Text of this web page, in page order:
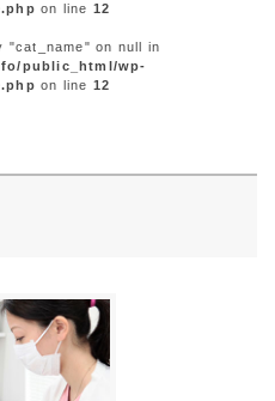
on line 12
"cat_name" on null in
public_html/wp-
on line 12